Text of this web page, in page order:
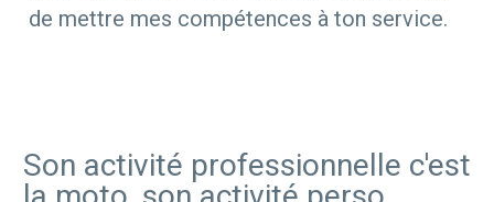
de mettre mes compétences à ton service.
Son activité professionnelle c'est